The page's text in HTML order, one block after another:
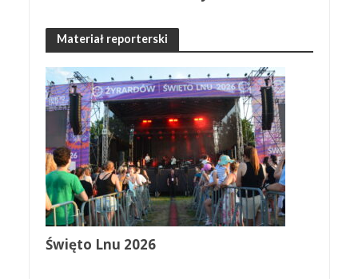
Materiał reporterski
Święto Lnu 2026